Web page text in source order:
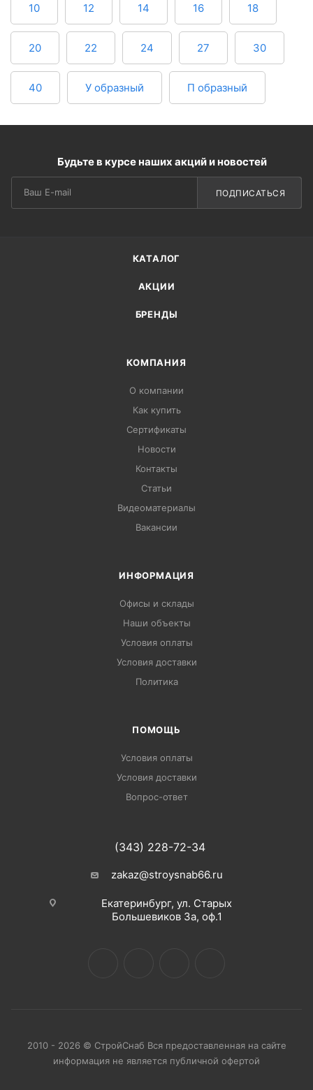
10 12 14 16 18
20 22 24 27 30
40 У образный П образный
Будьте в курсе наших акций и новостей
ПОДПИСАТЬСЯ
КАТАЛОГ
АКЦИИ
БРЕНДЫ
КОМПАНИЯ
О компании
Как купить
Сертификаты
Новости
Контакты
Статьи
Видеоматериалы
Вакансии
ИНФОРМАЦИЯ
Офисы и склады
Наши объекты
Условия оплаты
Условия доставки
Политика
ПОМОЩЬ
Условия оплаты
Условия доставки
Вопрос-ответ
(343) 228-72-34
zakaz@stroysnab66.ru
Екатеринбург, ул. Старых
Большевиков 3а, оф.1
2010 - 2026 © СтройСнаб Вся предоставленная на сайте
информация не является публичной офертой